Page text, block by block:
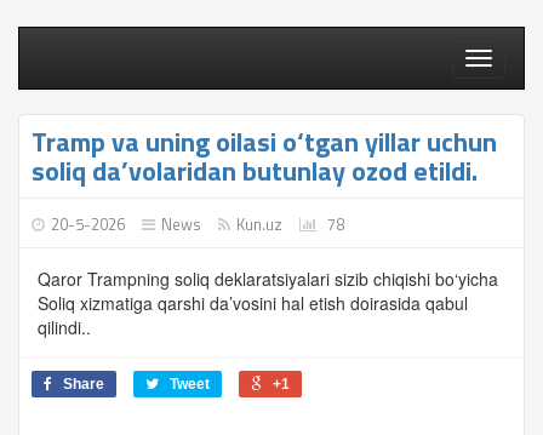
Toggle
Tramp va uning oilasi o‘tgan yillar uchun
soliq da’volaridan butunlay ozod etildi.
20-5-2026 News Kun.uz 78
Qaror Trampning soliq deklaratsiyalari sizib chiqishi bo‘yicha
Soliq xizmatiga qarshi da’vosini hal etish doirasida qabul
qilindi..
Share Tweet +1